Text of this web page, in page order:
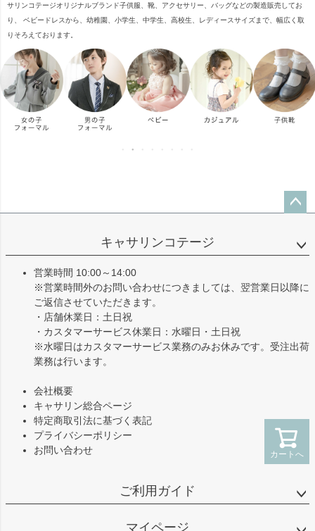
カートへ
サリンコテージオリジナルブランド子供服、靴、アクセサリー、バッグなどの製造販売してお
り、 ベビードレスから、幼稚園、小学生、中学生、高校生、レディースサイズまで、幅広く取
りそろえております。
ップ
キャサリンコテージ
営業時間 10:00～14:00
※営業時間外のお問い合わせにつきましては、翌営業日以降に
ご返信させていただきます。
・店舗休業日：土日祝
・カスタマーサービス休業日：水曜日・土日祝
※水曜日はカスタマーサービス業務のみお休みです。受注出荷
業務は行います。
会社概要
キャサリン総合ページ
特定商取引法に基づく表記
プライバシーポリシー
お問い合わせ
ご利用ガイド
マイページ